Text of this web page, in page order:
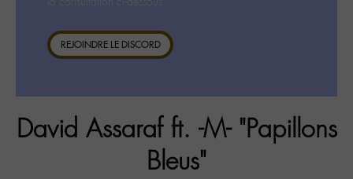
REJOINDRE LE DISCORD
David Assaraf ft. -M- "Papillons
Bleus"